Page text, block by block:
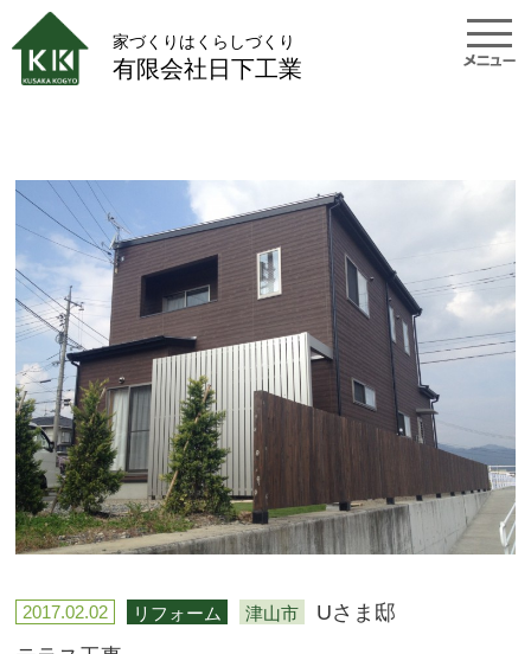
家づくりはくらしづくり
有限会社日下工業
2017.02.02 リフォーム 津山市
Uさま邸